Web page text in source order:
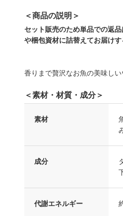
＜商品の説明＞
セット販売のため単品での返
や梱包資材に詰替えてお届け
香りまで贅沢なお魚の美味し
＜素材・材質・成分＞
素材
成分
代謝エネルギー